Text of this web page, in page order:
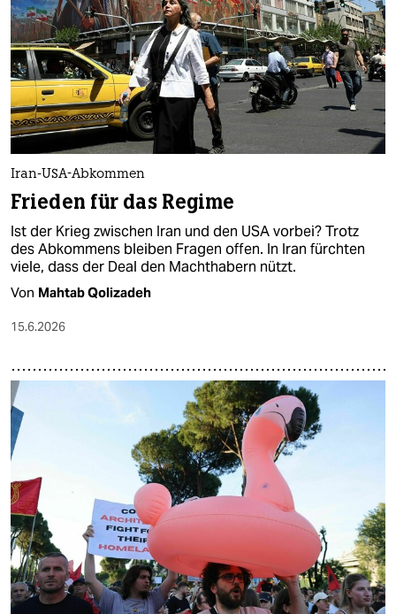
Iran-USA-Abkommen
Frieden für das Regime
Ist der Krieg zwischen Iran und den USA vorbei? Trotz
des Abkommens bleiben Fragen offen. In Iran fürchten
viele, dass der Deal den Machthabern nützt.
Von Mahtab Qolizadeh
15.6.2026